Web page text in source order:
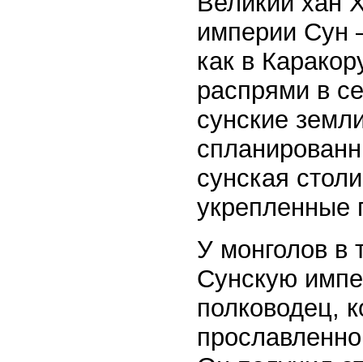
империи Сун
как в
распрями в
сунские
сунская
укрепленные
У монголов в
Сунскую
полководец,